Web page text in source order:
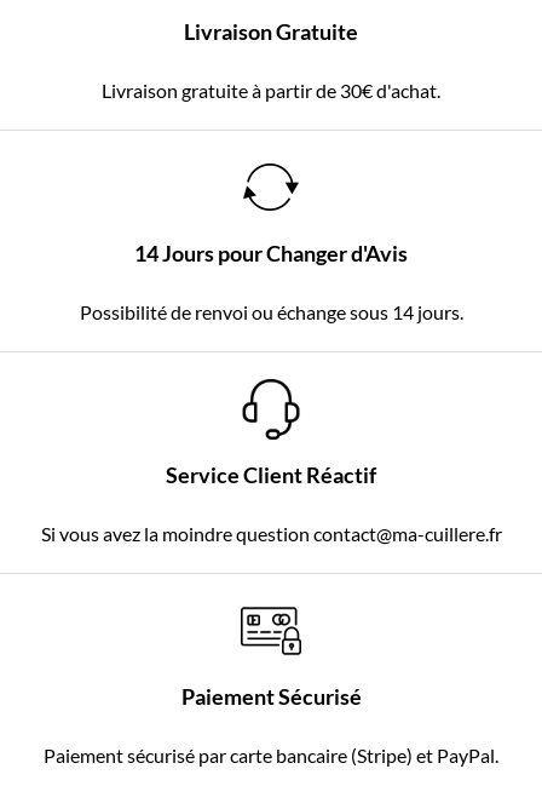
Livraison Gratuite
Livraison gratuite à partir de 30€ d'achat.
14 Jours pour Changer d'Avis
Possibilité de renvoi ou échange sous 14 jours.
Service Client Réactif
Si vous avez la moindre question contact@ma-cuillere.fr
Paiement Sécurisé
Paiement sécurisé par carte bancaire (Stripe) et PayPal.